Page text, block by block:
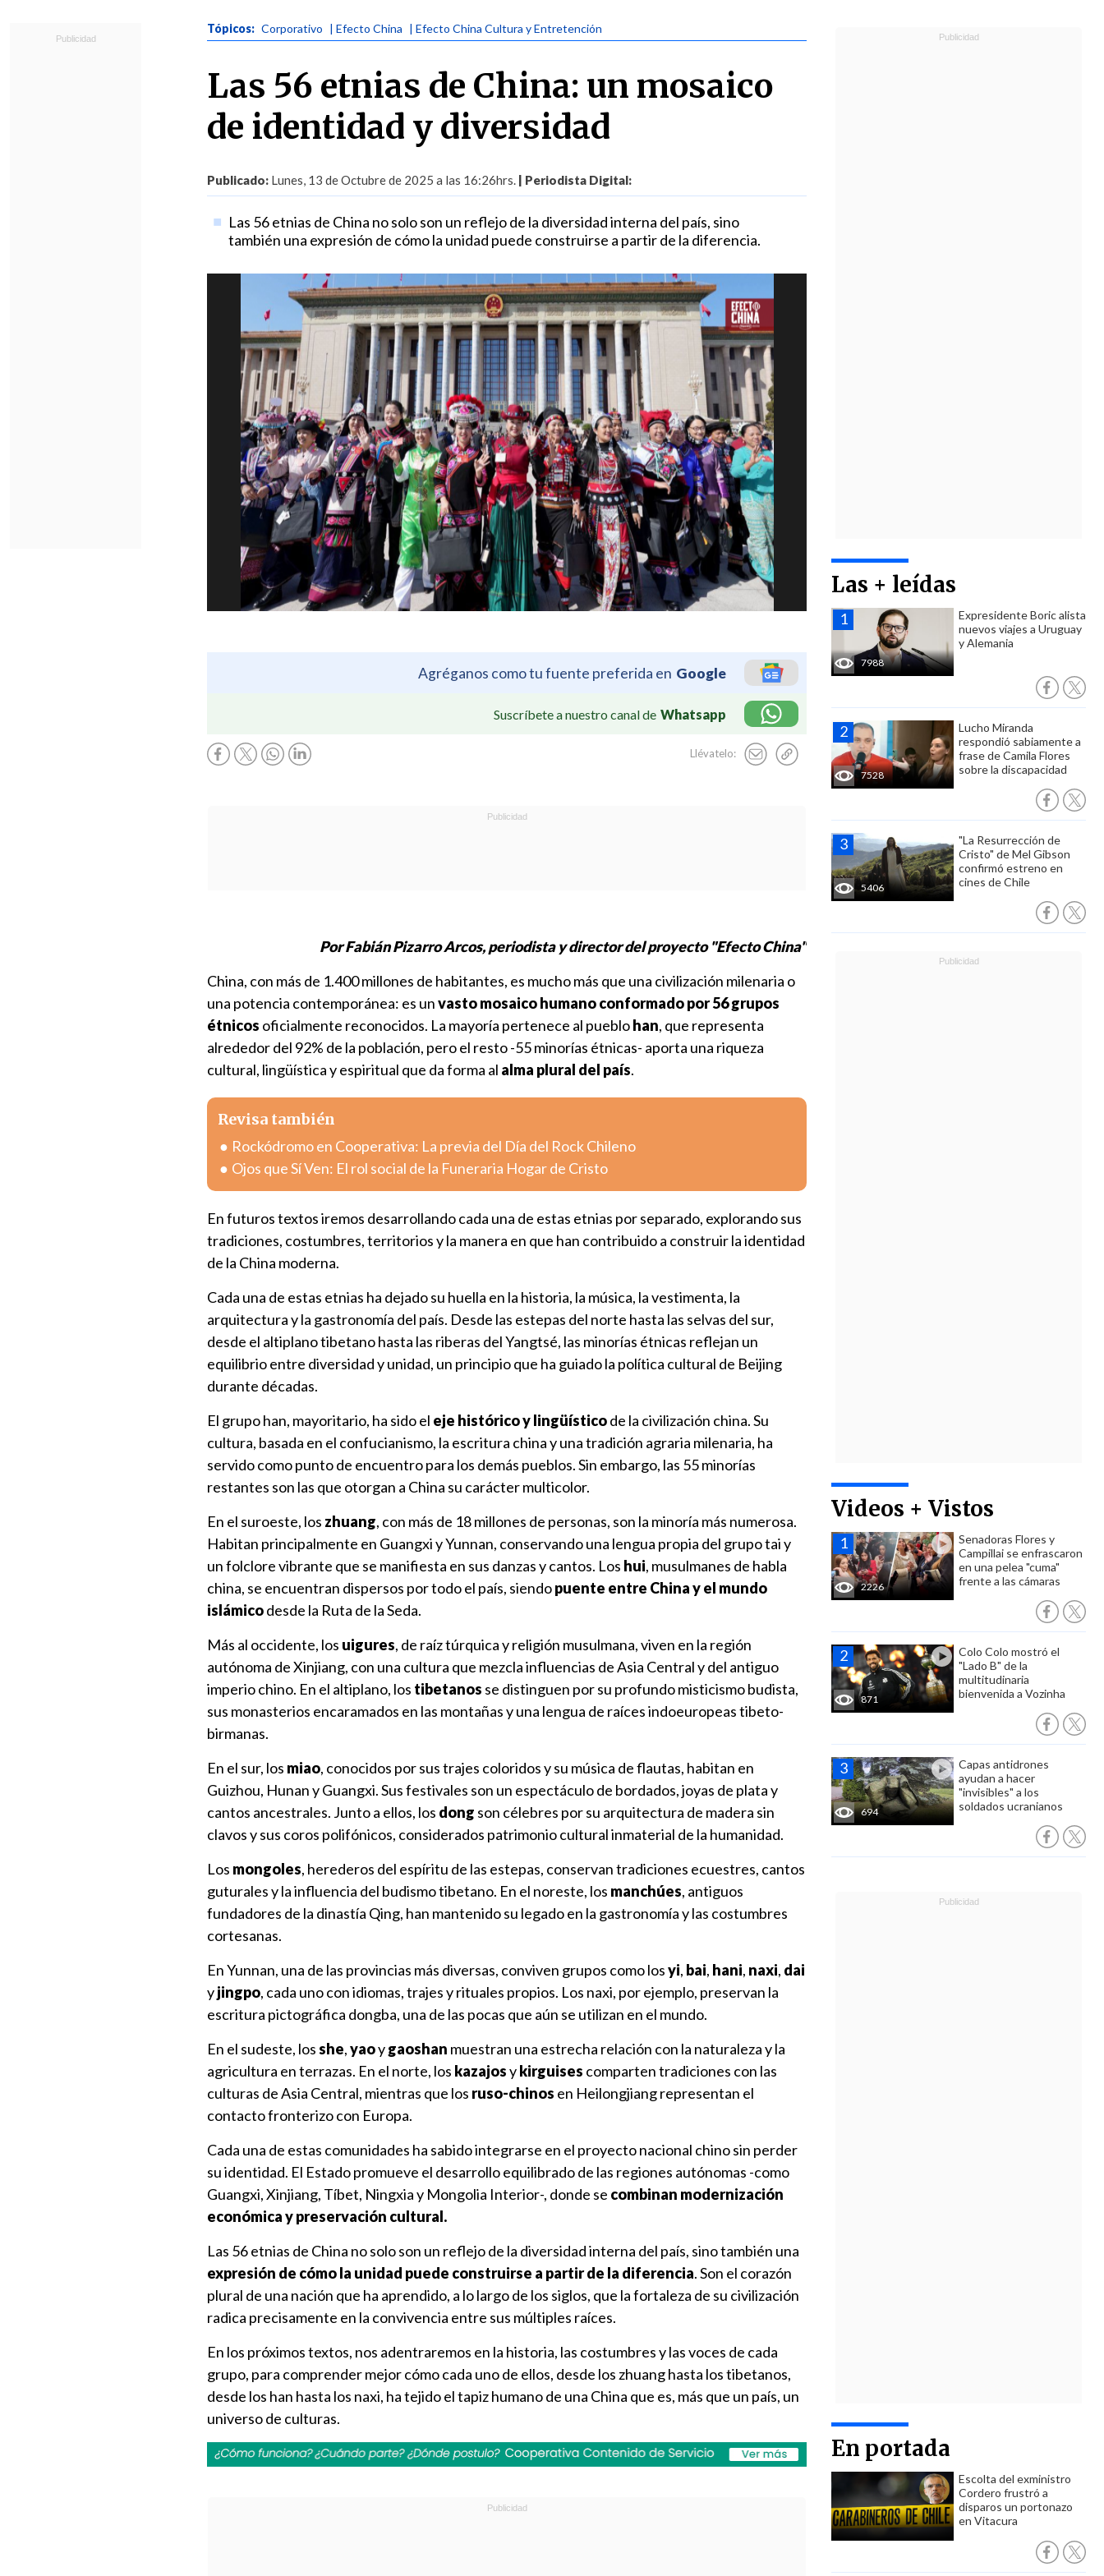
Tópicos: Corporativo | Efecto China | Efecto China Cultura y Entretención
Las 56 etnias de China: un mosaico
de identidad y diversidad
Publicado: Lunes, 13 de Octubre de 2025 a las 16:26hrs. | Periodista Digital:
Las 56 etnias de China no solo son un reflejo de la diversidad interna del país, sino
también una expresión de cómo la unidad puede construirse a partir de la diferencia.
Agréganos como tu fuente preferida en Google
Suscríbete a nuestro canal de Whatsapp
Llévatelo:
Las + leídas
7988
Expresidente Boric alista
nuevos viajes a Uruguay
y Alemania
7528
Lucho Miranda
respondió sabiamente a
frase de Camila Flores
sobre la discapacidad
5406
"La Resurrección de
Cristo" de Mel Gibson
confirmó estreno en
cines de Chile
Videos + Vistos
2226
Senadoras Flores y
Campillai se enfrascaron
en una pelea "cuma"
frente a las cámaras
871
Colo Colo mostró el
"Lado B" de la
multitudinaria
bienvenida a Vozinha
694
Capas antidrones
ayudan a hacer
"invisibles" a los
soldados ucranianos
En portada
Escolta del exministro
Cordero frustró a
disparos un portonazo
en Vitacura
Por Fabián Pizarro Arcos, periodista y director del proyecto "Efecto China"
China, con más de 1.400 millones de habitantes, es mucho más que una civilización milenaria o
una potencia contemporánea: es unvasto mosaico humano conformado por 56 grupos
étnicos oficialmente reconocidos. La mayoría pertenece al pueblohan, que representa
alrededor del 92% de la población, pero el resto -55 minorías étnicas- aporta una riqueza
cultural, lingüística y espiritual que da forma al alma plural del país.
Revisa también
Rockódromo en Cooperativa: La previa del Día del Rock Chileno
Ojos que Sí Ven: El rol social de la Funeraria Hogar de Cristo
En futuros textos iremos desarrollando cada una de estas etnias por separado, explorando sus
tradiciones, costumbres, territorios y la manera en que han contribuido a construir la identidad
de la China moderna.
Cada una de estas etnias ha dejado su huella en la historia, la música, la vestimenta, la
arquitectura y la gastronomía del país. Desde las estepas del norte hasta las selvas del sur,
desde el altiplano tibetano hasta las riberas del Yangtsé, las minorías étnicas reflejan un
equilibrio entre diversidad y unidad, un principio que ha guiado la política cultural de Beijing
durante décadas.
El grupo han, mayoritario, ha sido el eje histórico y lingüísticode la civilización china. Su
cultura, basada en el confucianismo, la escritura china y una tradición agraria milenaria, ha
servido como punto de encuentro para los demás pueblos. Sin embargo, las 55 minorías
restantes son las que otorgan a China su carácter multicolor.
En el suroeste, los zhuang, con más de 18 millones de personas, son la minoría más numerosa.
Habitan principalmente en Guangxi y Yunnan, conservando una lengua propia del grupo tai y
un folclore vibrante que se manifiesta en sus danzas y cantos. Los hui, musulmanes de habla
china, se encuentran dispersos por todo el país, siendopuente entre China y el mundo
islámicodesde la Ruta de la Seda.
Más al occidente, los uigures, de raíz túrquica y religión musulmana, viven en la región
autónoma de Xinjiang, con una cultura que mezcla influencias de Asia Central y del antiguo
imperio chino. En el altiplano, los tibetanos se distinguen por su profundo misticismo budista,
sus monasterios encaramados en las montañas y una lengua de raíces indoeuropeas tibeto-
birmanas.
En el sur, los miao, conocidos por sus trajes coloridos y su música de flautas, habitan en
Guizhou, Hunan y Guangxi. Sus festivales son un espectáculo de bordados, joyas de plata y
cantos ancestrales. Junto a ellos, los dong son célebres por su arquitectura de madera sin
clavos y sus coros polifónicos, considerados patrimonio cultural inmaterial de la humanidad.
Los mongoles, herederos del espíritu de las estepas, conservan tradiciones ecuestres, cantos
guturales y la influencia del budismo tibetano. En el noreste, los manchúes, antiguos
fundadores de la dinastía Qing, han mantenido su legado en la gastronomía y las costumbres
cortesanas.
En Yunnan, una de las provincias más diversas, conviven grupos como losyi, bai, hani, naxi, dai
yjingpo, cada uno con idiomas, trajes y rituales propios. Los naxi, por ejemplo, preservan la
escritura pictográfica dongba, una de las pocas que aún se utilizan en el mundo.
En el sudeste, losshe,yaoygaoshan muestran una estrecha relación con la naturaleza y la
agricultura en terrazas. En el norte, los kazajosykirguises comparten tradiciones con las
culturas de Asia Central, mientras que los ruso-chinos en Heilongjiang representan el
contacto fronterizo con Europa.
Cada una de estas comunidades ha sabido integrarse en el proyecto nacional chino sin perder
su identidad. El Estado promueve el desarrollo equilibrado de las regiones autónomas -como
Guangxi, Xinjiang, Tíbet, Ningxia y Mongolia Interior-, donde se combinan modernización
económica y preservación cultural.
Las 56 etnias de China no solo son un reflejo de la diversidad interna del país, sino también una
expresión de cómo la unidad puede construirse a partir de la diferencia. Son el corazón
plural de una nación que ha aprendido, a lo largo de los siglos, que la fortaleza de su civilización
radica precisamente en la convivencia entre sus múltiples raíces.
En los próximos textos, nos adentraremos en la historia, las costumbres y las voces de cada
grupo, para comprender mejor cómo cada uno de ellos, desde los zhuang hasta los tibetanos,
desde los han hasta los naxi, ha tejido el tapiz humano de una China que es, más que un país, un
universo de culturas.